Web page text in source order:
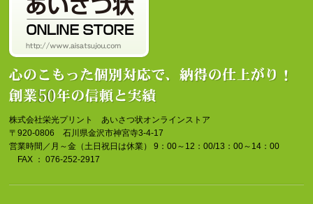
株式会社栄光プリント あいさつ状オンラインストア
〒920-0806 石川県金沢市神宮寺3-4-17
営業時間／月～金（土日祝日は休業） 9：00～12：00/13：00～14：00
FAX ： 076-252-2917